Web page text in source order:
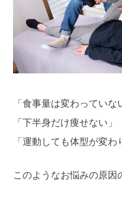
「食事量は変わっていな
「下半身だけ痩せない」
「運動しても体型が変わ
このようなお悩みの原因